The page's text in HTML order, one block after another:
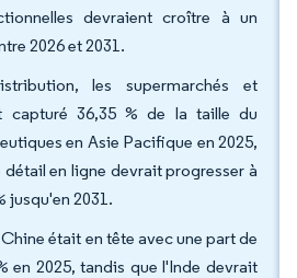
devraient croître à un
2026 et 2031.
les supermarchés et
capturé 36,35 % de la taille du
en Asie Pacifique en 2025,
en ligne devrait progresser à
jusqu'en 2031.
était en tête avec une part de
en 2025, tandis que l'Inde devrait